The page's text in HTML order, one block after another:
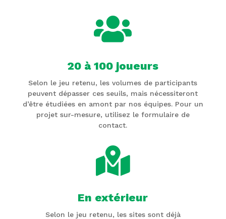

20 à 100 joueurs
Selon le jeu retenu, les volumes de participants
peuvent dépasser ces seuils, mais nécessiteront
d’être étudiées en amont par nos équipes. Pour un
projet sur-mesure, utilisez le formulaire de
contact.

En extérieur
Selon le jeu retenu, les sites sont déjà